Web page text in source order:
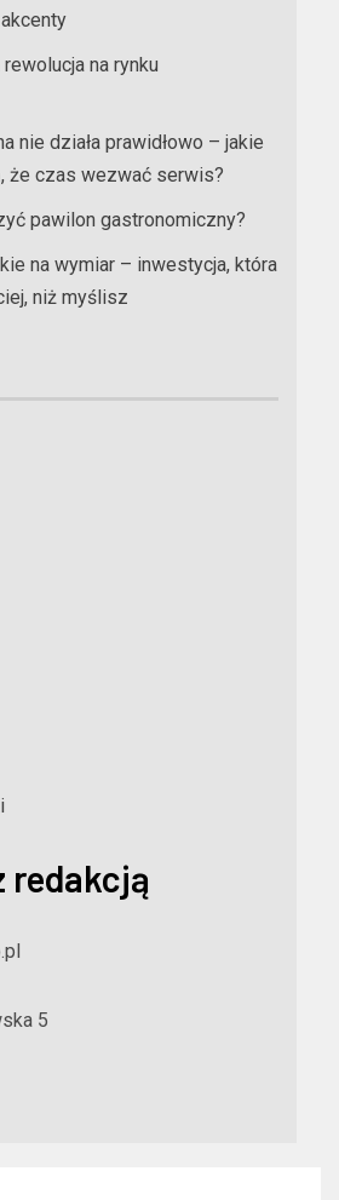
na rynku
nie działa prawidłowo – jakie
że czas wezwać serwis?
pawilon gastronomiczny?
na wymiar – inwestycja, która
niż myślisz
redakcją
5